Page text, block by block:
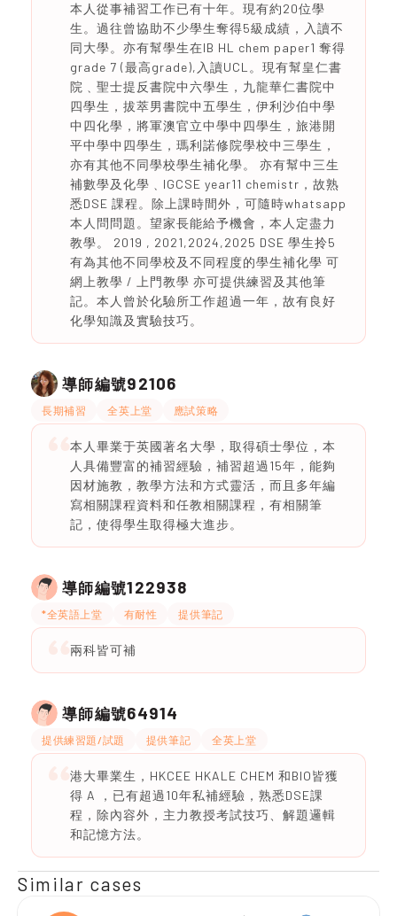
本人從事補習工作已有十年。現有約20位學
生。過往曾協助不少學生奪得5級成績，入讀不
同大學。亦有幫學生在IB HL chem paper1 奪得
grade 7 (最高grade),入讀UCL。現有幫皇仁書
院﹑聖士提反書院中六學生，九龍華仁書院中
四學生，拔萃男書院中五學生，伊利沙伯中學
中四化學，將軍澳官立中學中四學生，旅港開
平中學中四學生，瑪利諾修院學校中三學生，
亦有其他不同學校學生補化學。 亦有幫中三生
補數學及化學﹑IGCSE year11 chemistr，故熟
悉DSE 課程。除上課時間外，可隨時whatsapp
本人問問題。望家長能給予機會，本人定盡力
教學。 2019 , 2021,2024,2025 DSE 學生拎5
有為其他不同學校及不同程度的學生補化學 可
網上教學 / 上門教學 亦可提供練習及其他筆
記。本人曾於化驗所工作超過一年，故有良好
化學知識及實驗技巧。
導師編號92106
長期補習 全英上堂 應試策略
本人畢業于英國著名大學，取得碩士學位，本
人具備豐富的補習經驗，補習超過15年，能夠
因材施教，教學方法和方式靈活，而且多年編
寫相關課程資料和任教相關課程，有相關筆
記，使得學生取得極大進步。
導師編號122938
*全英語上堂 有耐性 提供筆記
兩科皆可補
導師編號64914
提供練習題/試題 提供筆記 全英上堂
港大畢業生，HKCEE HKALE CHEM 和BIO皆獲
得 A ，已有超過10年私補經驗，熟悉DSE課
程，除內容外，主力教授考試技巧、解題邏輯
和記憶方法。
Similar cases